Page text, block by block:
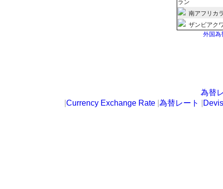
ラン
南アフリカ
ザンビアク
外国為
為替
Currency Exchange Rate 為替レート